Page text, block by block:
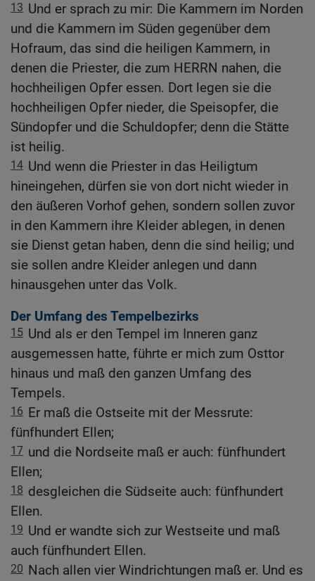
13 Und er sprach zu mir: Die Kammern im Norden
und die Kammern im Süden gegenüber dem
Hofraum, das sind die heiligen Kammern, in
denen die Priester, die zum HERRN nahen, die
hochheiligen Opfer essen. Dort legen sie die
hochheiligen Opfer nieder, die Speisopfer, die
Sündopfer und die Schuldopfer; denn die Stätte
ist heilig.
14 Und wenn die Priester in das Heiligtum
hineingehen, dürfen sie von dort nicht wieder in
den äußeren Vorhof gehen, sondern sollen zuvor
in den Kammern ihre Kleider ablegen, in denen
sie Dienst getan haben, denn die sind heilig; und
sie sollen andre Kleider anlegen und dann
hinausgehen unter das Volk.
Der Umfang des Tempelbezirks
15 Und als er den Tempel im Inneren ganz
ausgemessen hatte, führte er mich zum Osttor
hinaus und maß den ganzen Umfang des
Tempels.
16 Er maß die Ostseite mit der Messrute:
fünfhundert Ellen;
17 und die Nordseite maß er auch: fünfhundert
Ellen;
18 desgleichen die Südseite auch: fünfhundert
Ellen.
19 Und er wandte sich zur Westseite und maß
auch fünfhundert Ellen.
20 Nach allen vier Windrichtungen maß er. Und es